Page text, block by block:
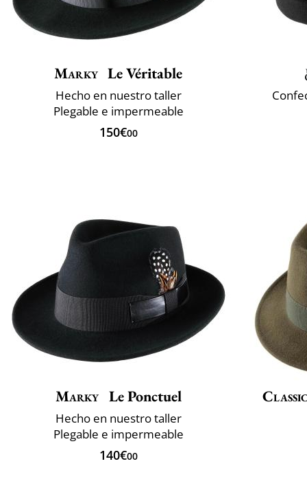
Marky Le Véritable
Hecho en nuestro taller
Plegable e impermeable
150€00
Marky Le Ponctuel
Hecho en nuestro taller
Plegable e impermeable
140€00